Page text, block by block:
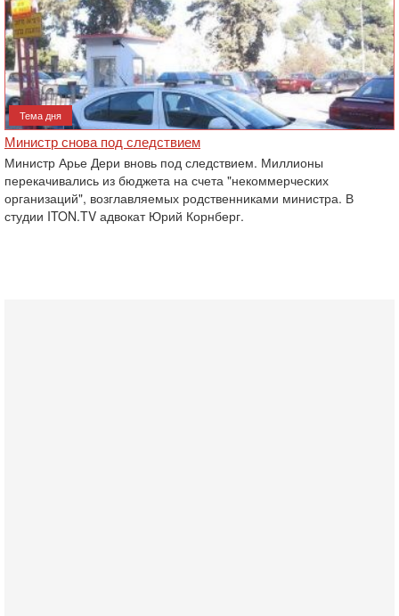
Тема дня
Министр снова под следствием
Министр Арье Дери вновь под следствием. Миллионы
перекачивались из бюджета на счета "некоммерческих
организаций", возглавляемых родственниками министра. В
студии ITON.TV адвокат Юрий Корнберг.